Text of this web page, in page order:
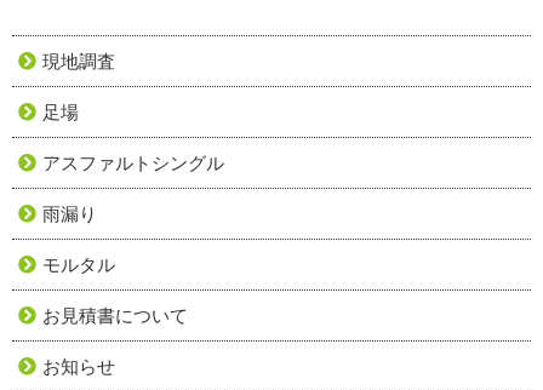
現地調査
足場
アスファルトシングル
雨漏り
モルタル
お見積書について
お知らせ